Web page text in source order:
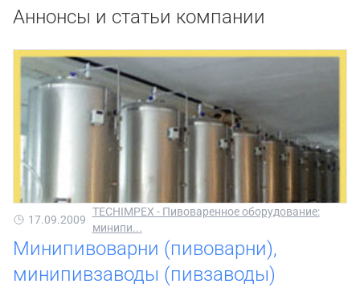
Аннонсы и статьи компании
17.09.2009
TECHIMPEX - Пивоваренное оборудование:
минипи...
Минипивоварни (пивоварни),
минипивзаводы (пивзаводы)